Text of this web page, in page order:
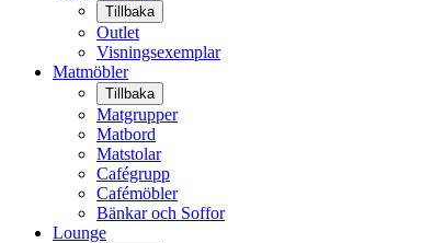
Tillbaka
Outlet
Visningsexemplar
Matmöbler
Tillbaka
Matgrupper
Matbord
Matstolar
Cafégrupp
Cafémöbler
Bänkar och Soffor
Lounge